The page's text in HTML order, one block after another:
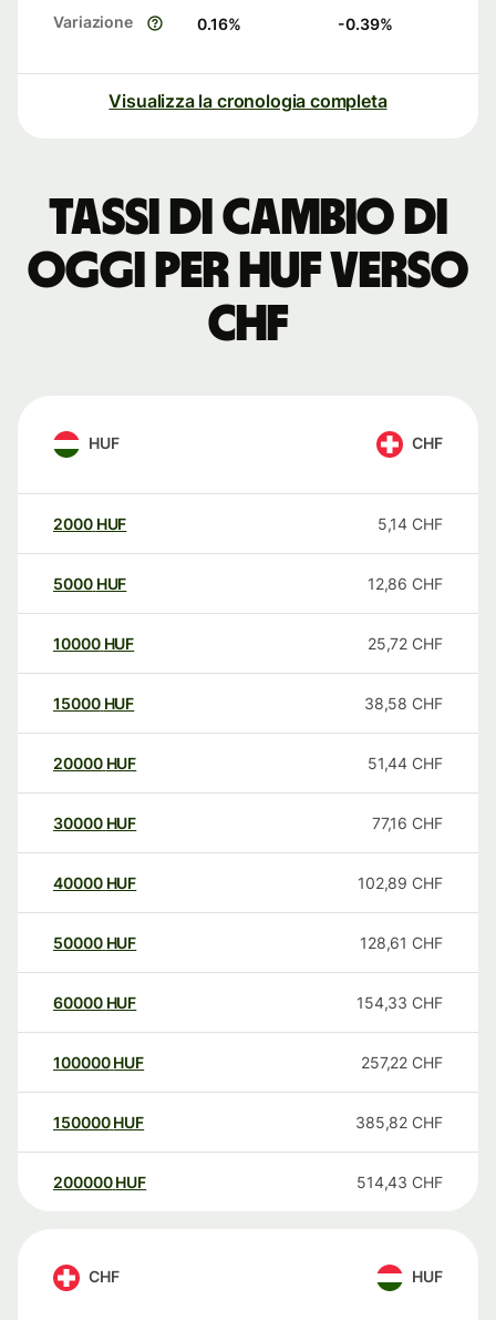
Variazione 0.16% -0.39%
Visualizza la cronologia completa
Tassi di cambio di
oggi per HUF verso
CHF
HUF CHF
2000 HUF 5,14 CHF
5000 HUF 12,86 CHF
10000 HUF 25,72 CHF
15000 HUF 38,58 CHF
20000 HUF 51,44 CHF
30000 HUF 77,16 CHF
40000 HUF 102,89 CHF
50000 HUF 128,61 CHF
60000 HUF 154,33 CHF
100000 HUF 257,22 CHF
150000 HUF 385,82 CHF
200000 HUF 514,43 CHF
CHF HUF